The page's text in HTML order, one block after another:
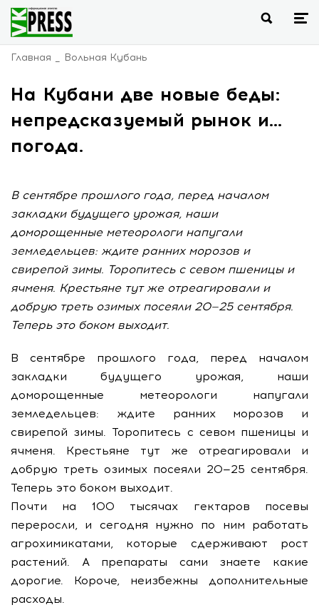
Главная Вольная Кубань
На Кубани две новые беды:
непредсказуемый рынок и…
погода.
В сентябре прошлого года, перед началом
закладки будущего урожая, наши
доморощенные метеорологи напугали
земледельцев: ждите ранних морозов и
свирепой зимы. Торопитесь с севом пшеницы и
ячменя. Крестьяне тут же отреагировали и
добрую треть озимых посеяли 20—25 сентября.
Теперь это боком выходит.
В сентябре прошлого года, перед началом
закладки будущего урожая, наши
доморощенные метеорологи напугали
земледельцев: ждите ранних морозов и
свирепой зимы. Торопитесь с севом пшеницы и
ячменя. Крестьяне тут же отреагировали и
добрую треть озимых посеяли 20—25 сентября.
Теперь это боком выходит.
Почти на 100 тысячах гектаров посевы
переросли, и сегодня нужно по ним работать
агрохимикатами, которые сдерживают рост
растений. А препараты сами знаете какие
дорогие. Короче, неизбежны дополнительные
расходы.